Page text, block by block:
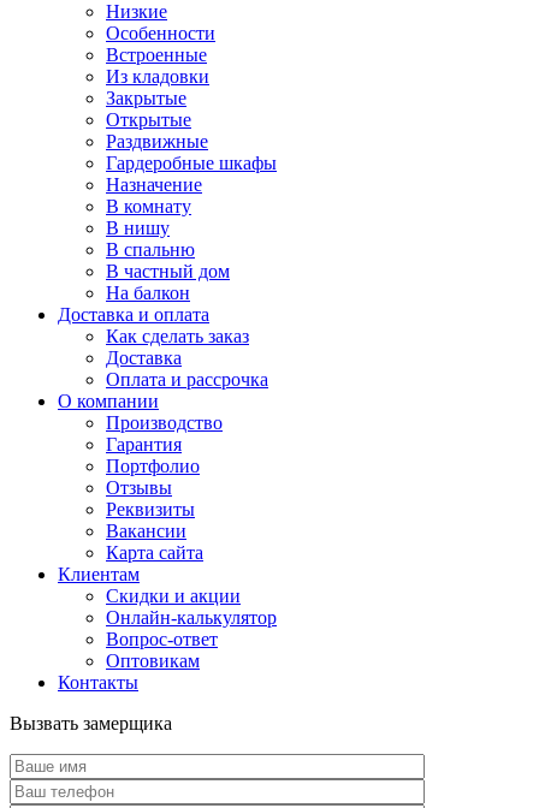
Низкие
Особенности
Встроенные
Из кладовки
Закрытые
Открытые
Раздвижные
Гардеробные шкафы
Назначение
В комнату
В нишу
В спальню
В частный дом
На балкон
Доставка и оплата
Как сделать заказ
Доставка
Оплата и рассрочка
О компании
Производство
Гарантия
Портфолио
Отзывы
Реквизиты
Вакансии
Карта сайта
Клиентам
Скидки и акции
Онлайн-калькулятор
Вопрос-ответ
Оптовикам
Контакты
Вызвать замерщика